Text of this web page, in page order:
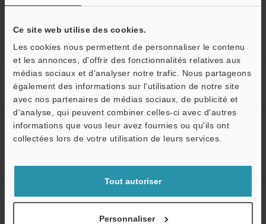
Ce site web utilise des cookies.
Les cookies nous permettent de personnaliser le contenu
et les annonces, d'offrir des fonctionnalités relatives aux
médias sociaux et d'analyser notre trafic. Nous partageons
également des informations sur l'utilisation de notre site
avec nos partenaires de médias sociaux, de publicité et
d'analyse, qui peuvent combiner celles-ci avec d'autres
informations que vous leur avez fournies ou qu'ils ont
collectées lors de votre utilisation de leurs services.
Tout autoriser
Personnaliser
Accueil Solutions
Contrôle de revêtement anti-condensation sur
une UCE
Créez votre compte KEYENCE
Inscrivez-vous maintenant!
Abonnement à la lettre